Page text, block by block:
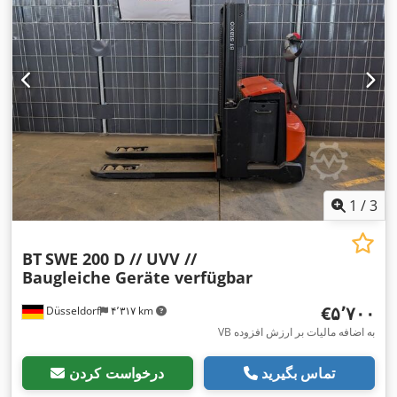
1 /3
Düsseldorf ۴٬۳۱۷ km
BTSWE 200 D // UVV //
Baugleiche Geräte verfügbar
‎€۵٬۷۰۰
VB به اضافه مالیات بر ارزش افزوده
درخواست کردن تماس بگیرید